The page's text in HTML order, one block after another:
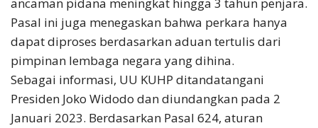
ancaman pidana meningkat hingga 3 tahun penjara.
Pasal ini juga menegaskan bahwa perkara hanya
dapat diproses berdasarkan aduan tertulis dari
pimpinan lembaga negara yang dihina.
Sebagai informasi, UU KUHP ditandatangani
Presiden Joko Widodo dan diundangkan pada 2
Januari 2023. Berdasarkan Pasal 624, aturan